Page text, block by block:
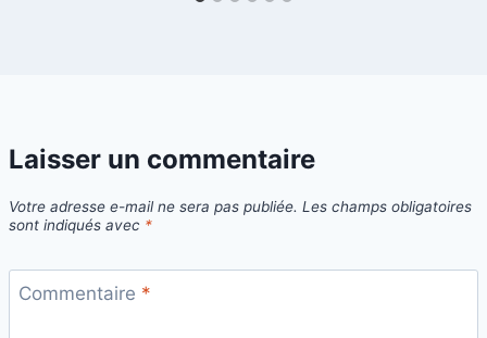
Laisser un commentaire
Votre adresse e-mail ne sera pas publiée. Les champs obligatoires
sont indiqués avec *
Commentaire *